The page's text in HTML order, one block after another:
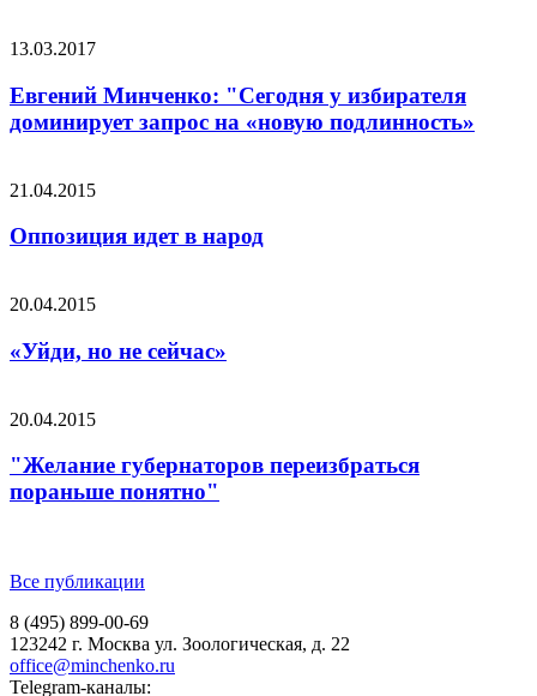
13.03.2017
Евгений Минченко: "Сегодня у избирателя
доминирует запрос на «новую подлинность»
21.04.2015
Оппозиция идет в народ
20.04.2015
«Уйди, но не сейчас»
20.04.2015
"Желание губернаторов переизбраться
пораньше понятно"
Все публикации
8 (495) 899-00-69
123242 г. Москва ул. Зоологическая, д. 22
office@minchenko.ru
Telegram-каналы: